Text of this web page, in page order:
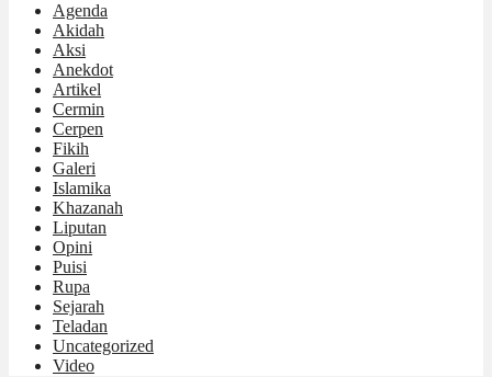
Agenda
Akidah
Aksi
Anekdot
Artikel
Cermin
Cerpen
Fikih
Galeri
Islamika
Khazanah
Liputan
Opini
Puisi
Rupa
Sejarah
Teladan
Uncategorized
Video